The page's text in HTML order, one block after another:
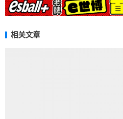
相关文章